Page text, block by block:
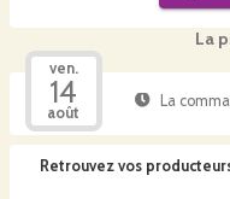
La
ven.
14
août
La
Retrouvez vos